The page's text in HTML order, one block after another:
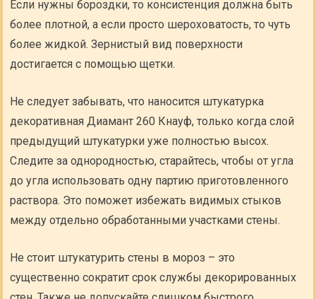
Если нужны бороздки, то консистенция должна быть
более плотной, а если просто шероховатость, то чуть
более жидкой. Зернистый вид поверхности
достигается с помощью щетки.
Не следует забывать, что наносится штукатурка
декоративная Диамант 260 Кнауф, только когда слой
предыдущий штукатурки уже полностью высох.
Следите за однородностью, старайтесь, чтобы от угла
до угла использовать одну партию приготовленного
раствора. Это поможет избежать видимых стыков
между отдельно обработанными участками стены.
Не стоит штукатурить стены в мороз – это
существенно сократит срок службы декорированных